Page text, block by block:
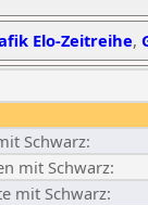
Elo-Zeitreihe,
Schwarz:
mit Schwarz:
mit Schwarz: